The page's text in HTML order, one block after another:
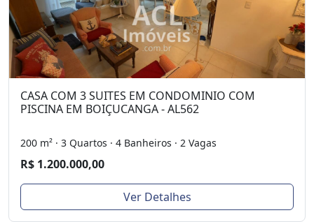
CASA COM 3 SUITES EM CONDOMINIO COM
PISCINA EM BOIÇUCANGA - AL562
200 m² · 3 Quartos · 4 Banheiros · 2 Vagas
R$ 1.200.000,00
Ver Detalhes